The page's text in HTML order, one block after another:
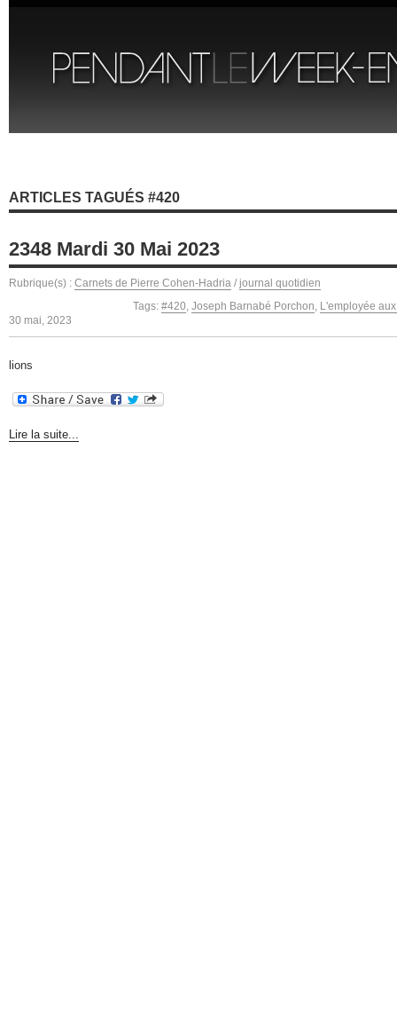
ARTICLES TAGUÉS #420
2348 Mardi 30 Mai 2023
Rubrique(s) : Carnets de Pierre Cohen-Hadria / journal quotidien
Tags: #420, Joseph Barnabé Porchon, L'employée
30 mai, 2023
lions
Lire la suite...